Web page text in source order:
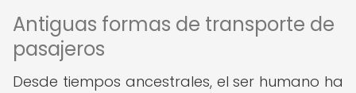
Antiguas formas de transporte de
pasajeros
Desde tiempos ancestrales, el ser humano ha